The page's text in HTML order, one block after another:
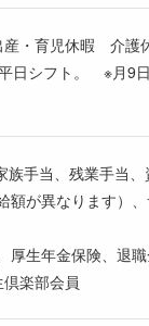
・育児休暇 介護
日シフト。 ※月9
手当、残業手当
額が異なります）
厚生年金保険、退
楽部会員